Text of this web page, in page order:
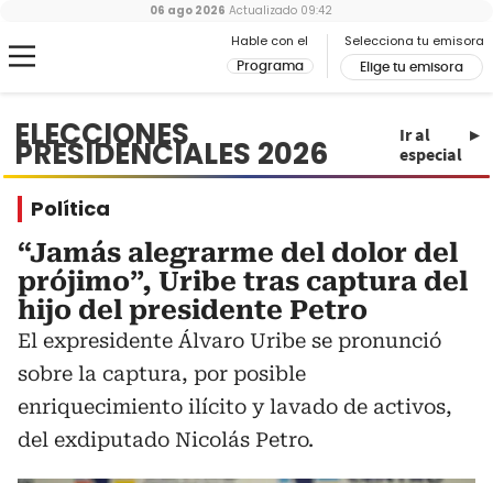
Hable con el
Programa
Selecciona tu emisora
Elige tu emisora
06 ago 2026 Actualizado 09:42
ELECCIONES
PRESIDENCIALES 2026
Ir al
especial
Política
“Jamás alegrarme del dolor del
prójimo”, Uribe tras captura del
hijo del presidente Petro
El expresidente Álvaro Uribe se pronunció
sobre la captura, por posible
enriquecimiento ilícito y lavado de activos,
del exdiputado Nicolás Petro.